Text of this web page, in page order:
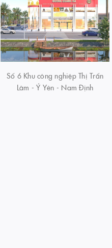
Số 6 Khu công nghiệp Thị Trấn
Lâm - Ý Yên - Nam Định